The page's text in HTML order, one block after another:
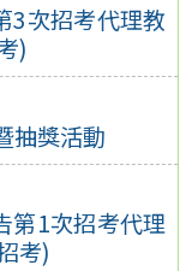
3次招考代理教
)
抽獎活動
第1次招考代理
考)